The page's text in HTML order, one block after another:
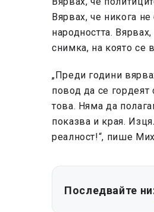
Вярвах, че никога
народността.
снимка, на която се
„Преди години
повод да се гордеят
това. Няма да
показва и края.
реалност!“, пише
Последвайте